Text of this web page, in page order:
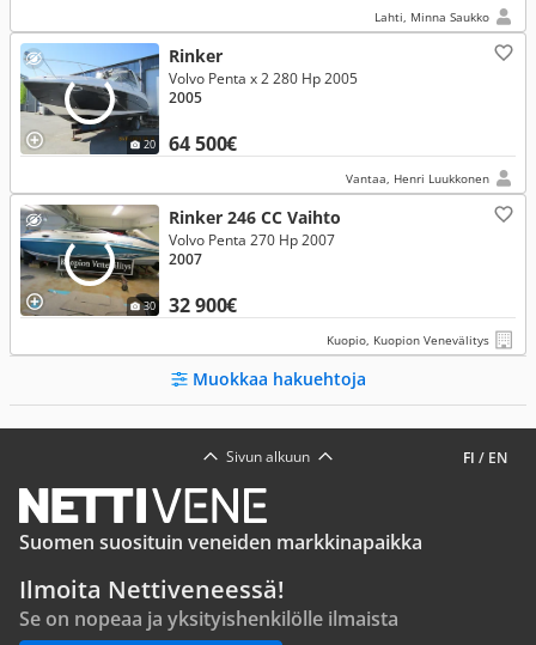
Lahti, Minna Saukko
20
Rinker
64 500€
Volvo Penta x 2 280 Hp 2005
2005
Vantaa, Henri Luukkonen
30
Rinker 246 CC Vaihto
32 900€
Volvo Penta 270 Hp 2007
2007
Kuopio, Kuopion Venevälitys
Muokkaa hakuehtoja
FI / EN
Sivun alkuun
Suomen suosituin veneiden markkinapaikka
Ilmoita Nettiveneessä!
Se on nopeaa ja yksityishenkilölle ilmaista